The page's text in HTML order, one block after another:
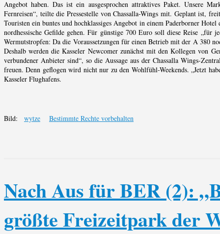
Angebot haben. Das ist ein ausgesprochen attraktives Paket. Unsere
Fernreisen“, teilte die Pressestelle von Chassalla-Wings mit. Geplant ist,
Touristen ein buntes und hochklassiges Angebot in einem Paderborner
nordhessische Gefilde gehen. Für günstige 700 Euro soll diese Reise
Wermutstropfen: Da die Voraussetzungen für einen Betrieb mit der A 380
Deshalb werden die Kasseler Newcomer zunächst mit den Kollegen von
verbundener Anbieter sind“, so die Aussage aus der Chassalla Wings-
freuen. Denn geflogen wird nicht nur zu den Wohlfühl-Weekends. „Jetzt
Kasseler Flughafens.
Bild: wytze Bestimmte Rechte vorbehalten
Nach Aus für BER (2):
größte Freizeitpark der